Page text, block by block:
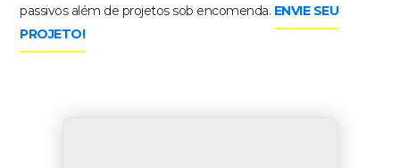
passivos além de projetos sob encomenda. ENVIE SEU
PROJETO!